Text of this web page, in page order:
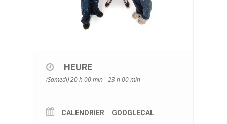
HEURE
(Samedi) 20 h 00 min - 23 h 00 min
CALENDRIER GOOGLECAL